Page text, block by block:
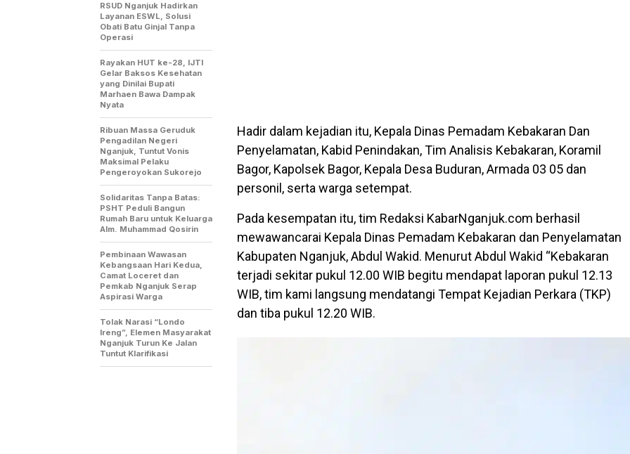
Hadir dalam kejadian itu, Kepala Dinas Pemadam Kebakaran Dan
Penyelamatan, Kabid Penindakan, Tim Analisis Kebakaran, Koramil
Bagor, Kapolsek Bagor, Kepala Desa Buduran, Armada 03 05 dan
personil, serta warga setempat.
Pada kesempatan itu, tim Redaksi KabarNganjuk.com berhasil
mewawancarai Kepala Dinas Pemadam Kebakaran dan Penyelamatan
Kabupaten Nganjuk, Abdul Wakid. Menurut Abdul Wakid “Kebakaran
terjadi sekitar pukul 12.00 WIB begitu mendapat laporan pukul 12.13
WIB, tim kami langsung mendatangi Tempat Kejadian Perkara (TKP)
dan tiba pukul 12.20 WIB.
RSUD Nganjuk Hadirkan
Layanan ESWL, Solusi
Obati Batu Ginjal Tanpa
Operasi
Rayakan HUT ke-28, IJTI
Gelar Baksos Kesehatan
yang Dinilai Bupati
Marhaen Bawa Dampak
Nyata
Ribuan Massa Geruduk
Pengadilan Negeri
Nganjuk, Tuntut Vonis
Maksimal Pelaku
Pengeroyokan Sukorejo
Solidaritas Tanpa Batas:
PSHT Peduli Bangun
Rumah Baru untuk Keluarga
Alm. Muhammad Qosirin
Pembinaan Wawasan
Kebangsaan Hari Kedua,
Camat Loceret dan
Pemkab Nganjuk Serap
Aspirasi Warga
Tolak Narasi “Londo
Ireng”, Elemen Masyarakat
Nganjuk Turun Ke Jalan
Tuntut Klarifikasi